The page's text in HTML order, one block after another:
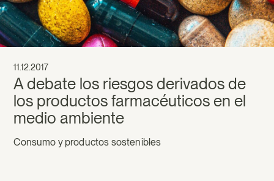
A debate los riesgos derivados de
los productos farmacéuticos en el
medio ambiente
11.12.2017
Consumo y productos sostenibles